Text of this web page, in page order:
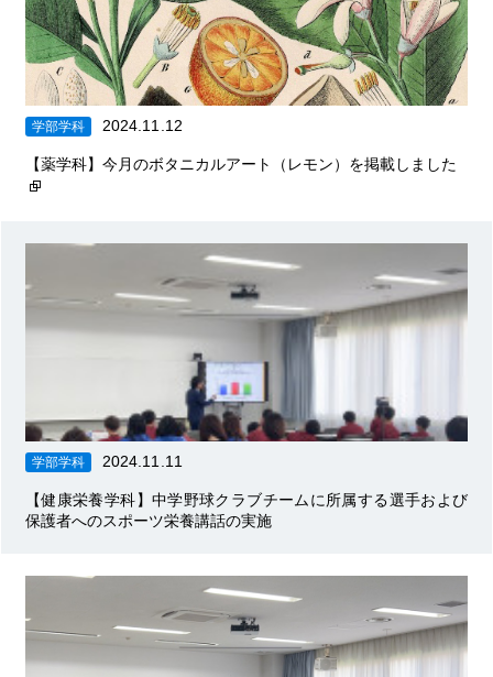
学部学科 2024.11.12
【薬学科】今月のボタニカルアート（レモン）を掲載しました
学部学科 2024.11.11
【健康栄養学科】中学野球クラブチームに所属する選手および
保護者へのスポーツ栄養講話の実施